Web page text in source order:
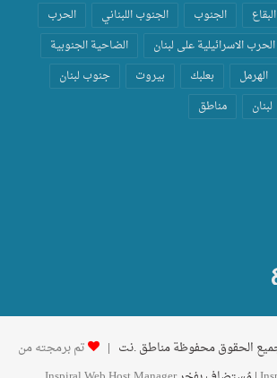
البقاع الجنوب الجنوب اللبناني
الحرب
الحرب الاسرائيلية على لبنان
الضاحية الجنوبية
الهرمل بعلبك بيروت
جنوب لبنان
لبنان مناطق
تم برمجته من